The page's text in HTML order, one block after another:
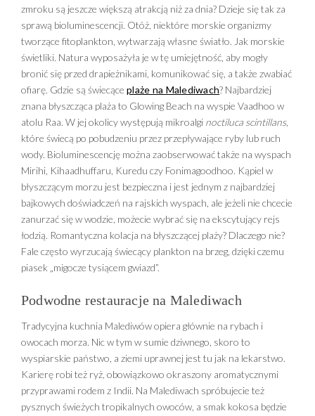
zmroku są jeszcze większą atrakcją niż za dnia? Dzieje się tak za
sprawą bioluminescencji. Otóż, niektóre morskie organizmy
tworzące fitoplankton, wytwarzają własne światło. Jak morskie
świetliki. Natura wyposażyła je w tę umiejętność, aby mogły
bronić się przed drapieżnikami, komunikować się, a także zwabiać
ofiarę. Gdzie są świecące plaże na Malediwach? Najbardziej
znana błyszcząca plaża to Glowing Beach na wyspie Vaadhoo w
atolu Raa. W jej okolicy występują mikroalgi noctiluca scintillans,
które świecą po pobudzeniu przez przepływające ryby lub ruch
wody. Bioluminescencję można zaobserwować także na wyspach
Mirihi, Kihaadhuffaru, Kuredu czy Fonimagoodhoo. Kąpiel w
błyszczącym morzu jest bezpieczna i jest jednym z najbardziej
bajkowych doświadczeń na rajskich wyspach, ale jeżeli nie chcecie
zanurzać się w wodzie, możecie wybrać się na ekscytujący rejs
łodzią. Romantyczna kolacja na błyszczącej plaży? Dlaczego nie?
Fale często wyrzucają świecący plankton na brzeg, dzięki czemu
piasek „migocze tysiącem gwiazd”.
Podwodne restauracje na Malediwach
Tradycyjna kuchnia Malediwów opiera głównie na rybach i
owocach morza. Nic w tym w sumie dziwnego, skoro to
wyspiarskie państwo, a ziemi uprawnej jest tu jak na lekarstwo.
Karierę robi też ryż, obowiązkowo okraszony aromatycznymi
przyprawami rodem z Indii. Na Malediwach spróbujecie też
pysznych świeżych tropikalnych owoców, a smak kokosa będzie